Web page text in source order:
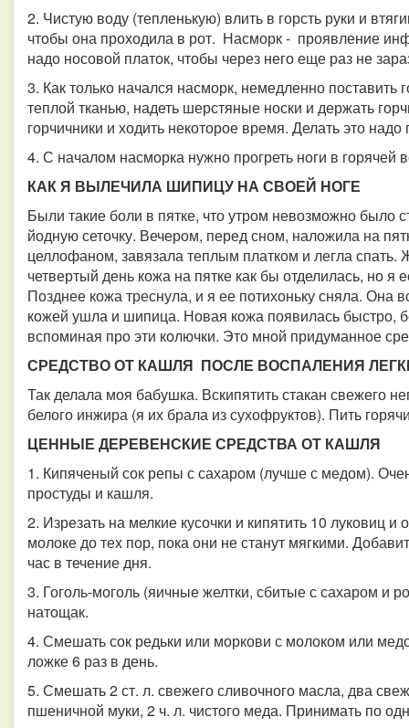
2. Чистую воду (тепленькую) влить в горсть руки и
чтобы она проходила в рот. Насморк - проявление
надо носовой платок, чтобы через него еще раз не
3. Как только начался насморк, немедленно поставить
теплой тканью, надеть шерстяные носки и держать
горчичники и ходить некоторое время. Делать это
4. С началом насморка нужно прогреть ноги в горячей
КАК Я ВЫЛЕЧИЛА ШИПИЦУ НА СВОЕЙ НОГЕ
Были такие боли в пятке, что утром невозможно было
йодную сеточку. Вечером, перед сном, наложила на
целлофаном, завязала теплым платком и легла спать.
четвертый день кожа на пятке как бы отделилась, но
Позднее кожа треснула, и я ее потихоньку сняла. Она
кожей ушла и шипица. Новая кожа появилась быстро,
вспоминая про эти колючки. Это мной придуманное
СРЕДСТВО ОТ КАШЛЯ ПОСЛЕ ВОСПАЛЕНИЯ
Так делала моя бабушка. Вскипятить стакан свежего
белого инжира (я их брала из сухофруктов). Пить
ЦЕННЫЕ ДЕРЕВЕНСКИЕ СРЕДСТВА ОТ КАШЛЯ
1. Кипяченый сок репы с сахаром (лучше с медом).
простуды и кашля.
2. Изрезать на мелкие кусочки и кипятить 10 луковиц
молоке до тех пор, пока они не станут мягкими.
час в течение дня.
3. Гоголь-моголь (яичные желтки, сбитые с сахаром и
натощак.
4. Смешать сок редьки или моркови с молоком или
ложке 6 раз в день.
5. Смешать 2 ст. л. свежего сливочного масла, два
пшеничной муки, 2 ч. л. чистого меда. Принимать по